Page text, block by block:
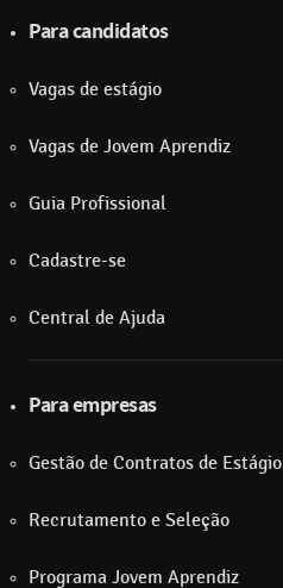
Para candidatos
Vagas de estágio
Vagas de Jovem Aprendiz
Guia Profissional
Cadastre-se
Central de Ajuda
Para empresas
Gestão de Contratos de Estágio
Recrutamento e Seleção
Programa Jovem Aprendiz